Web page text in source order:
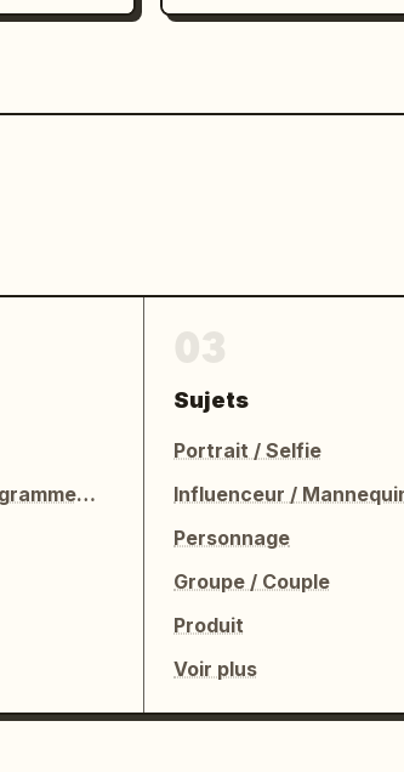
Image cinématographique / Photogramme de film
Sujets
Portrait / Selfie
Influenceur /
Personnage
Groupe / Couple
Produit
Voir plus